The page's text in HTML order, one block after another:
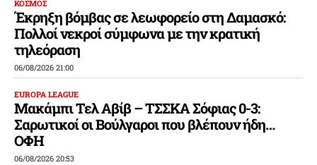
ΚΟΣΜΟΣ
Έκρηξη βόμβας σε λεωφορείο στη Δαμασκό:
Πολλοί νεκροί σύμφωνα με την κρατική
τηλεόραση
06/08/2026 21:00
EUROPA LEAGUE
Μακάμπι Τελ Αβίβ – ΤΣΣΚΑ Σόφιας 0-3:
Σαρωτικοί οι Βούλγαροι που βλέπουν ήδη…
ΟΦΗ
06/08/2026 20:53